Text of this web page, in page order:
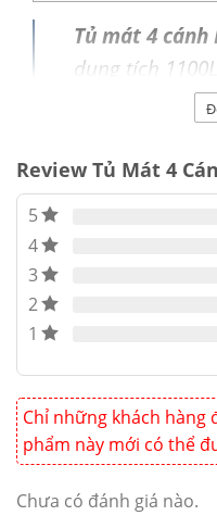
Tủ mát 4 cánh
dung tích
날개 스테인리
1100L) là dòng
lạnh trực tiếp,
kích thước
dụng điện áp
tiêu thụ tối đa
0℃ ~ 10℃. Sử
R404A/
Review Tủ Mát 4
5
4
3
2
1
Chỉ những khách hàng
phẩm này mới có thể
Chưa có đánh giá nào.